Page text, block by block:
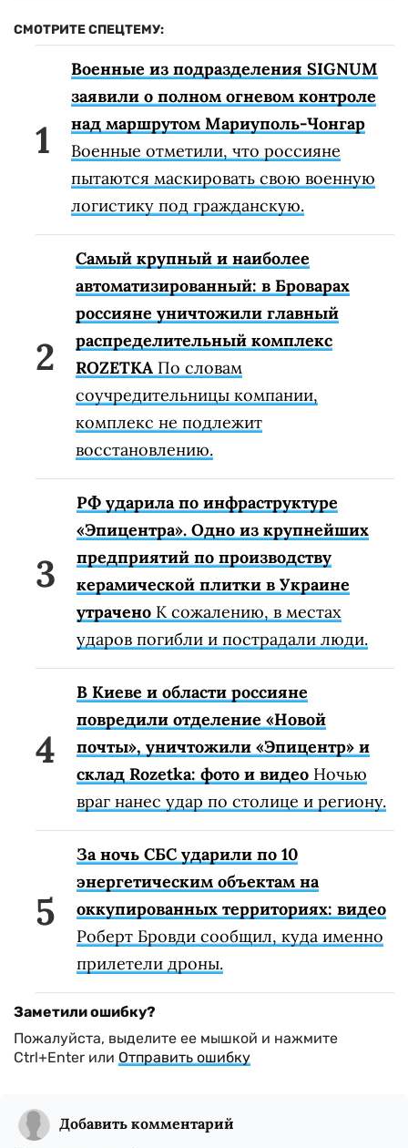
СМОТРИТЕ СПЕЦТЕМУ:
Военные из подразделения SIGNUM
заявили о полном огневом контроле
над маршрутом Мариуполь-Чонгар
Военные отметили, что россияне
пытаются маскировать свою военную
логистику под гражданскую.
Самый крупный и наиболее
автоматизированный: в Броварах
россияне уничтожили главный
распределительный комплекс
ROZETKA По словам
соучредительницы компании,
комплекс не подлежит
восстановлению.
РФ ударила по инфраструктуре
«Эпицентра». Одно из крупнейших
предприятий по производству
керамической плитки в Украине
утрачено К сожалению, в местах
ударов погибли и пострадали люди.
В Киеве и области россияне
повредили отделение «Новой
почты», уничтожили «Эпицентр» и
склад Rozetka: фото и видео Ночью
враг нанес удар по столице и региону.
За ночь СБС ударили по 10
энергетическим объектам на
оккупированных территориях: видео
Роберт Бровди сообщил, куда именно
прилетели дроны.
Заметили ошибку?
Пожалуйста, выделите ее мышкой и нажмите
Ctrl+Enter или Отправить ошибку
Добавить комментарий